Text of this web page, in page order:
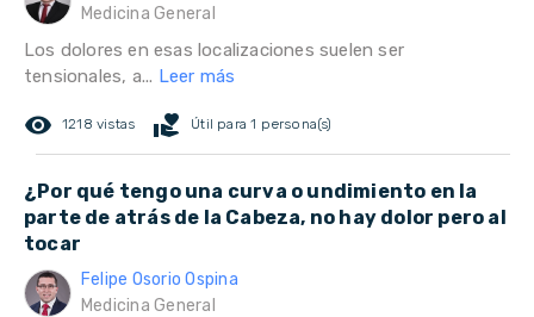
Medicina General
Los dolores en esas localizaciones suelen ser
tensionales, a... Leer más
remove_red_eye 1218 vistas volunteer_activism Útil para 1 persona(s)
¿Por qué tengo una curva o undimiento en la
parte de atrás de la Cabeza, no hay dolor pero al
tocar
Felipe Osorio Ospina
Medicina General